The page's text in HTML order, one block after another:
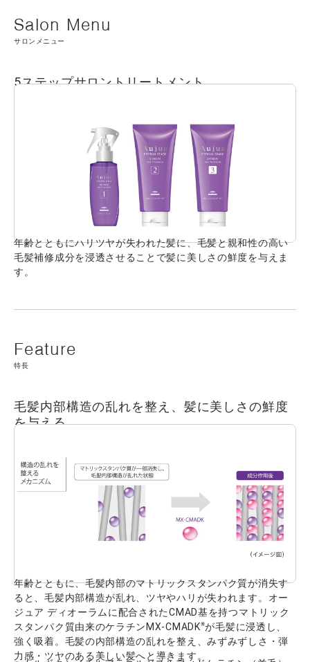
サロンメニュー
5ステップサロントリートメント
年齢とともにハリツヤが失われた髪に、毛髪と親和性の高い
毛髪補修成分を浸透させることで髪に美しさの鮮度を与えま
す。
特長
毛髪内部構造の乱れを整え、髪に美しさの鮮度
を与える
年齢とともに、毛髪内部のマトリックスタンパク質が消失す
ると、毛髪内部構造が乱れ、ツヤやハリが失われます。オー
ジュア ディオーラムに配合されたCMAD基を持つマトリック
スタンパク質由来のケラチンMX-CMADK※が毛髪に浸透し、
強く吸着。毛髪の内部構造の乱れを整え、みずみずしさ・弾
力感・ツヤのある美しい髪へと導きます。